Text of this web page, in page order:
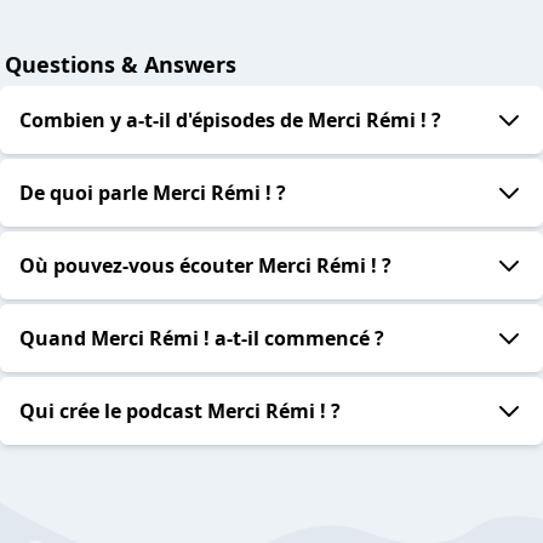
Questions & Answers
Combien y a-t-il d'épisodes de Merci Rémi ! ?
De quoi parle Merci Rémi ! ?
Où pouvez-vous écouter Merci Rémi ! ?
Quand Merci Rémi ! a-t-il commencé ?
Qui crée le podcast Merci Rémi ! ?